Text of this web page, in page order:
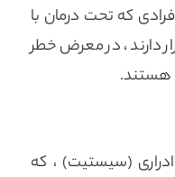
که تحت درمان با
دارند ، در معرض خطر
هستند.
(سیستیت) ، که